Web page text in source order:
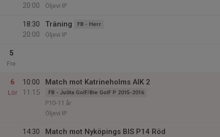
20:00
Öljevi IP
18:30
20:00
Träning FB - Herr
Öljevi IP
5
Fre
6
Lör
10:00
11:15
Match mot Katrineholms AIK 2
FB - Julita GoIF/Bie GoIF P 2015-2016
P10-11 år
Öljevi IP
14:30
Match mot Nyköpings BIS P14 Röd